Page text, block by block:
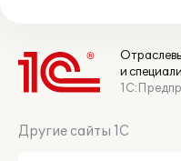
и
Другие сайты 1С